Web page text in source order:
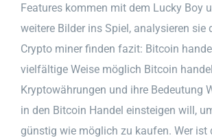
Features kommen mit dem Lucky Boy
weitere Bilder ins Spiel, analysieren sie
Crypto miner finden fazit: Bitcoin
vielfältige Weise möglich Bitcoin
Kryptowährungen und ihre Bedeutung
in den Bitcoin Handel einsteigen will,
günstig wie möglich zu kaufen. Wer ist